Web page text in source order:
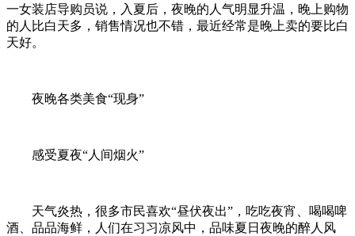
一女装店导购员说，入夏后，夜晚的人气明显升温，晚上购物
的人比白天多，销售情况也不错，最近经常是晚上卖的要比白
天好。
夜晚各类美食“现身”
感受夏夜“人间烟火”
天气炎热，很多市民喜欢“昼伏夜出”，吃吃夜宵、喝喝啤
酒、品品海鲜，人们在习习凉风中，品味夏日夜晚的醉人风